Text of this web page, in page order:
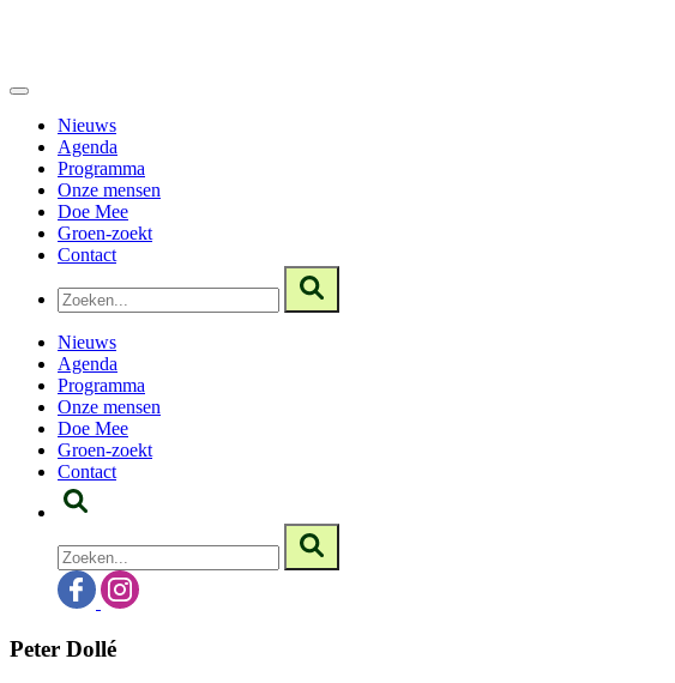
Nieuws
Agenda
Programma
Onze mensen
Doe Mee
Groen-zoekt
Contact
Nieuws
Agenda
Programma
Onze mensen
Doe Mee
Groen-zoekt
Contact
Peter Dollé